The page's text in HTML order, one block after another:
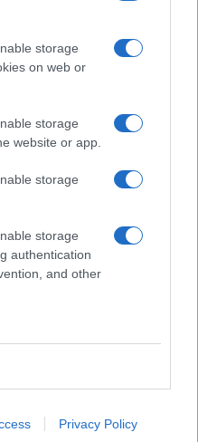
storage
on web or
storage
website or app.
storage
storage
authentication
and other
Privacy Policy
Θέατρο Επιδαύρου
μετατρέπει τη